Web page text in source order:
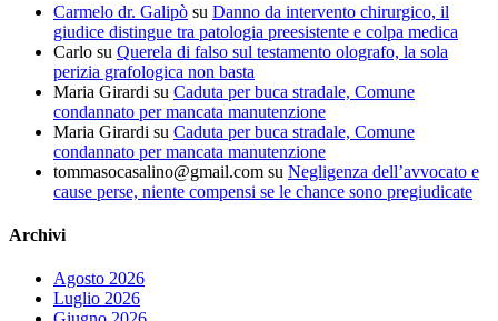
Carmelo dr. Galipò su Danno da intervento chirurgico, il
giudice distingue tra patologia preesistente e colpa medica
Carlo su Querela di falso sul testamento olografo, la sola
perizia grafologica non basta
Maria Girardi su Caduta per buca stradale, Comune
condannato per mancata manutenzione
Maria Girardi su Caduta per buca stradale, Comune
condannato per mancata manutenzione
tommasocasalino@gmail.com su Negligenza dell’avvocato e
cause perse, niente compensi se le chance sono pregiudicate
Archivi
Agosto 2026
Luglio 2026